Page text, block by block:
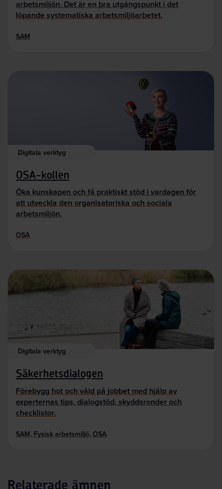
arbetsmiljön. Det är en bra utgångspunkt i det
löpande systematiska arbetsmiljöarbetet.
SAM
Digitala verktyg
OSA-kollen
Öka kunskapen och få praktiskt stöd i vardagen för
att utveckla den organisatoriska och sociala
arbetsmiljön.
OSA
Digitala verktyg
Säkerhetsdialogen
Förebygg hot och våld på jobbet med hjälp av
experternas tips, dialogstöd, skyddsronder och
checklistor.
SAM, Fysisk arbetsmiljö, OSA
Relaterade ämnen